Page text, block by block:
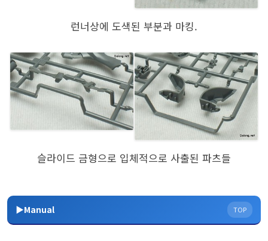
런너상에 도색된 부분과 마킹.
슬라이드 금형으로 입체적으로 사출된 파츠들
▶Manual TOP